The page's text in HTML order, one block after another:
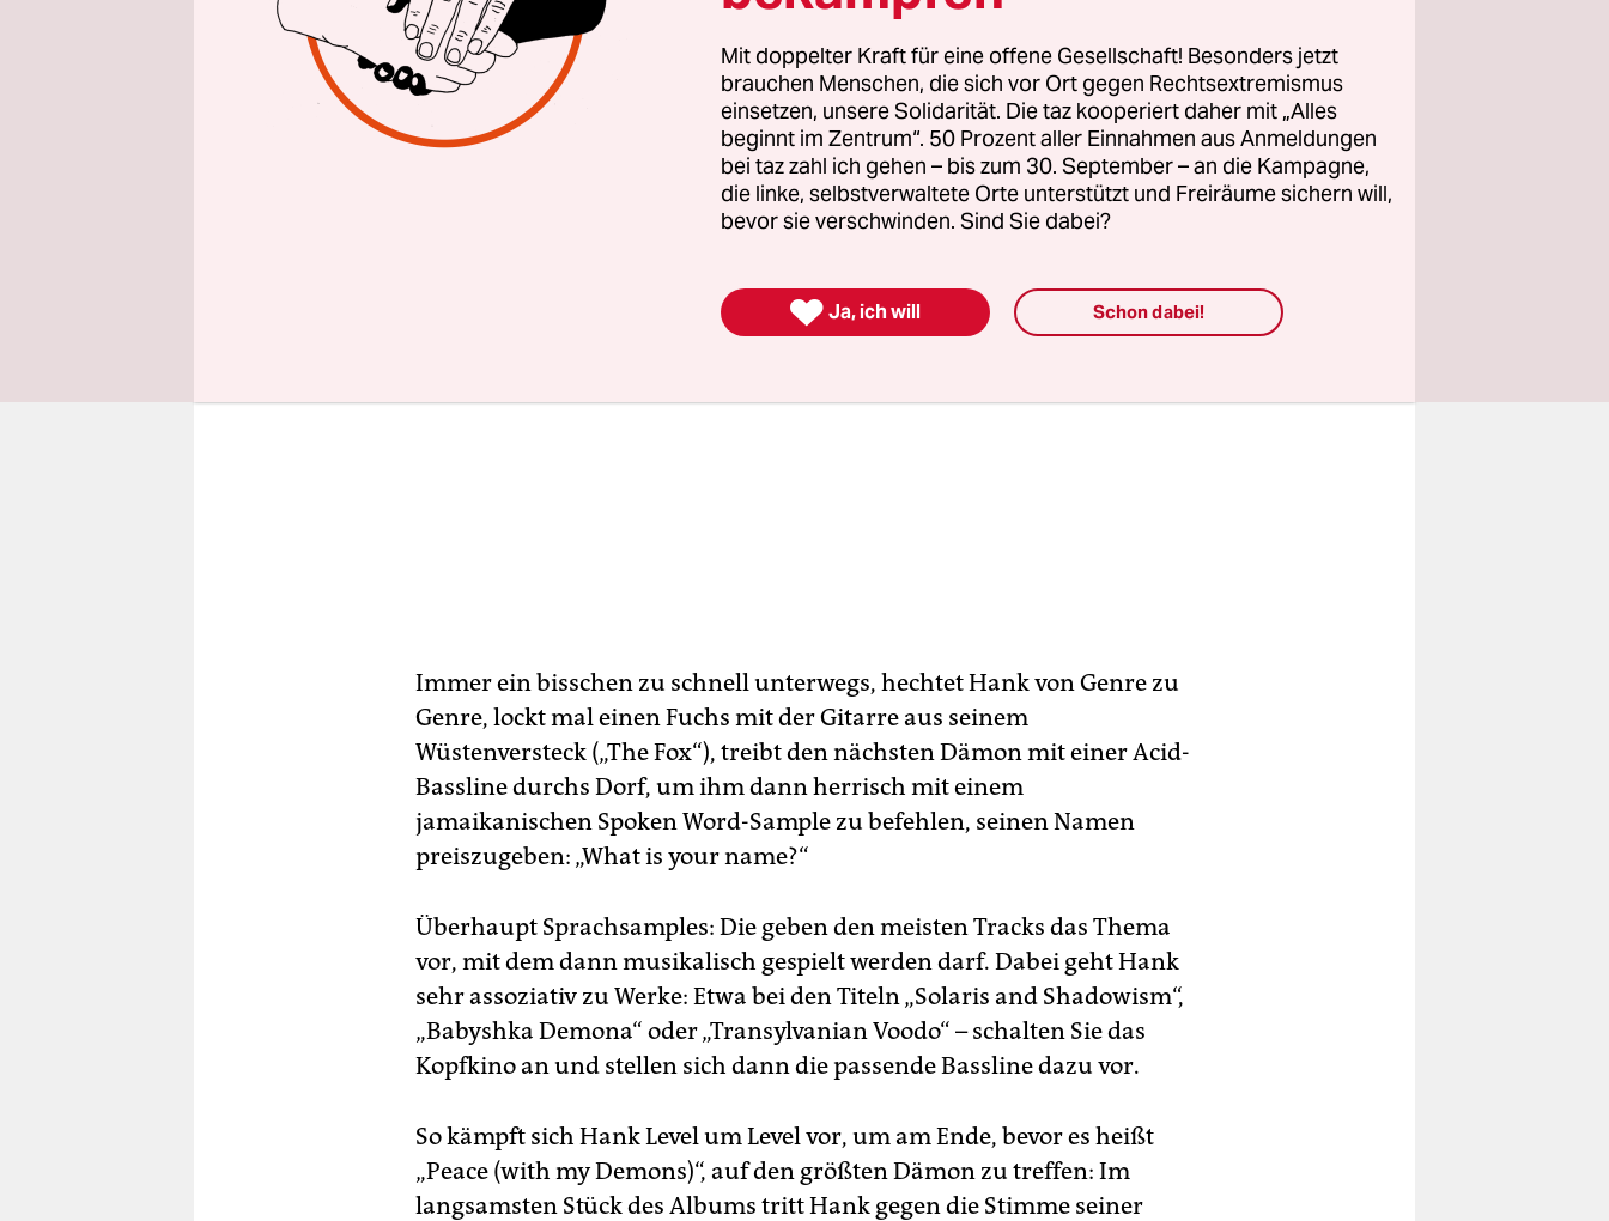
hat als der Maler Sigmar Polke, dem höhere Wesen bekanntlich
befahlen, die rechte obere Ecke schwarz zu malen, ist „Demons“ ein
sehr unterhaltsames Album geworden. Das Zauberrezept, mit dem
Candie Hank den Dämonen begegnet, ist eine gute Portion Bass, Mut
zum Eklektizismus und unhöfliche Geräusche aus reinem Plastik für
Immer ein bisschen zu schnell unterwegs, hechtet Hank von Genre zu
Genre, lockt mal einen Fuchs mit der Gitarre aus seinem
Wüstenversteck („The Fox“), treibt den nächsten Dämon mit einer Acid-
Bassline durchs Dorf, um ihm dann herrisch mit einem
jamaikanischen Spoken Word-Sample zu befehlen, seinen Namen
preiszugeben: „What is your name?“
Überhaupt Sprachsamples: Die geben den meisten Tracks das Thema
vor, mit dem dann musikalisch gespielt werden darf. Dabei geht Hank
sehr assoziativ zu Werke: Etwa bei den Titeln „Solaris and Shadowism“,
„Babyshka Demona“ oder „Transylvanian Voodo“ – schalten Sie das
Kopfkino an und stellen sich dann die passende Bassline dazu vor.
So kämpft sich Hank Level um Level vor, um am Ende, bevor es heißt
„Peace (with my Demons)“, auf den größten Dämon zu treffen: Im
langsamsten Stück des Albums tritt Hank gegen die Stimme seiner
Mit doppelter Kraft für eine offene Gesellschaft! Besonders jetzt
brauchen Menschen, die sich vor Ort gegen Rechtsextremismus
einsetzen, unsere Solidarität. Die taz kooperiert daher mit „Alles
beginnt im Zentrum“. 50 Prozent aller Einnahmen aus Anmeldungen
bei taz zahl ich gehen – bis zum 30. September – an die Kampagne,
die linke, selbstverwaltete Orte unterstützt und Freiräume sichern will,
bevor sie verschwinden. Sind Sie dabei?
 Ja, ich will Schon dabei!